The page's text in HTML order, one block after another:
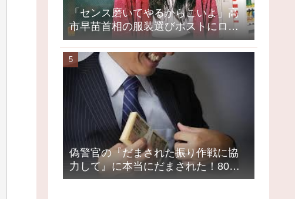
「センス磨いてやるからこいよ」高
市早苗首相の服装選びポストにロッ
クミュージシャンが激怒、ネット大
荒れ
偽警官の『だまされた振り作戦に協
力して』に本当にだまされた！80代
女性1200万円被害